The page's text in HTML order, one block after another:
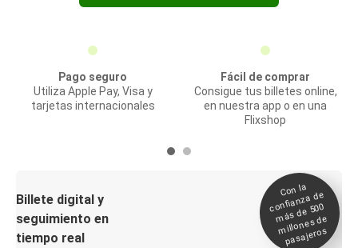
Pago seguro
Utiliza Apple Pay, Visa y
tarjetas internacionales
Fácil de comprar
Consigue tus billetes online,
en nuestra app o en una
Flixshop
Billete digital y
seguimiento en
tiempo real
Con la
confianza de
más de 500
millones de
pasajeros